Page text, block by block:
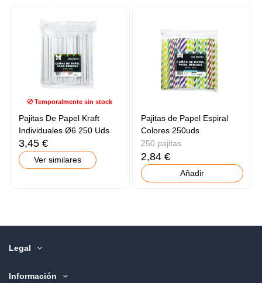
Temporalmente sin stock
Pajitas De Papel Kraft
Individuales Ø6 250 Uds
3,45 €
Ver similares
Pajitas de Papel Espiral
Colores 250uds
250 pajitas
2,84 €
Añadir
Legal
Información